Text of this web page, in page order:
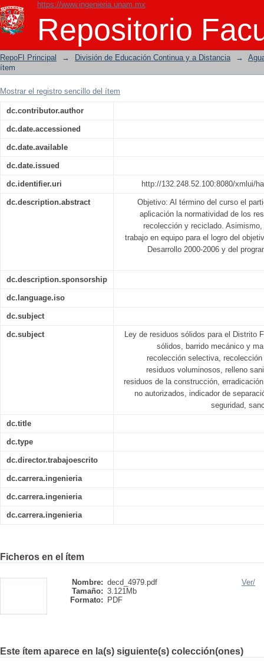
https://www.ingenieria.unam.mx
Repositorio
Reciclaje
RepoFI Principal → División de Educación Continua y a Distancia →
ítem
Mostrar el registro sencillo del ítem
dc.contributor.author
dc.date.accessioned
dc.date.available
dc.date.issued
dc.identifier.uri http://132.248.52.100:8080/xmlui/
dc.description.abstract
Objetivo: Al término del curso el
aplicación la normatividad de los
recolección y reciclado.
trabajo en equipo para el logro del
Desarrollo 2000-2006 y del
dc.description.sponsorship
dc.language.iso
dc.subject
dc.subject
Ley de residuos sólidos para el Distrito
sólidos, barrido mecánico y
recolección selectiva,
residuos voluminosos, relleno
residuos de la construcción,
no autorizados, indicador de
seguridad,
dc.title
dc.type
dc.director.trabajoescrito
dc.carrera.ingenieria
dc.carrera.ingenieria
dc.carrera.ingenieria
Ficheros en el ítem
Nombre: decd_4979.pdf
Tamaño: 3.121Mb
Formato:
PDF
Ver/
Este ítem aparece en la(s) siguiente(s) colección(ones)